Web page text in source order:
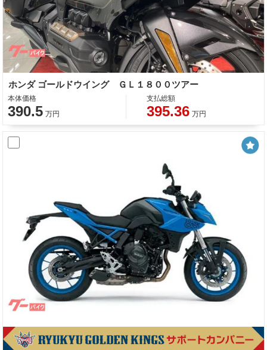
ホンダ ゴールドウイング ＧＬ１８００ツアー
本体価格
390.5 万円
支払総額
395.36 万円